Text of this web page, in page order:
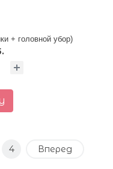
+ головной убор)
4 Вперед